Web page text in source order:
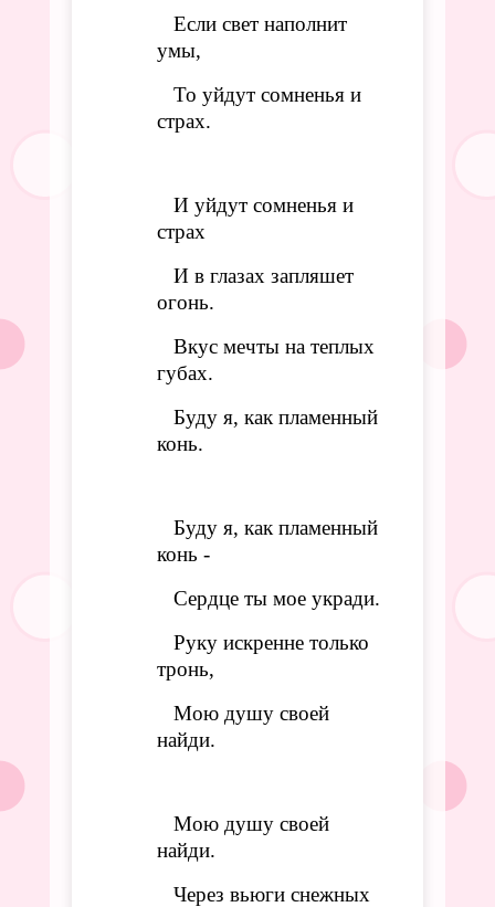
Если свет наполнит
умы,
То уйдут сомненья и
страх.
И уйдут сомненья и
страх
И в глазах запляшет
огонь.
Вкус мечты на теплых
губах.
Буду я, как пламенный
конь.
Буду я, как пламенный
конь -
Сердце ты мое укради.
Руку искренне только
тронь,
Мою душу своей
найди.
Мою душу своей
найди.
Через вьюги снежных